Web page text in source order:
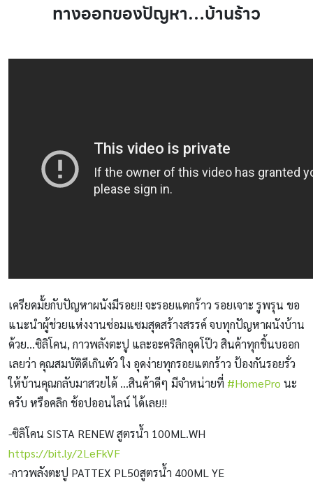
ทางออกของปัญหา…บ้านร้าว
เครียดมั้ยกับปัญหาผนังมีรอย!! จะรอยแตกร้าว รอยเจาะ รูพรุน ขอ
แนะนำผู้ช่วยแห่งงานซ่อมแซมสุดสร้างสรรค์ จบทุกปัญหาผนังบ้าน
ด้วย…ซิลิโคน, กาวพลังตะปู และอะคริลิกอุดโป๊ว สินค้าทุกชิ้นบออก
เลยว่า คุณสมบัติดีเกินตัว ใง อุดง่ายทุกรอยแตกร้าว ป้องกันรอยรั่ว
ให้บ้านคุณกลับมาสวยได้ …สินค้าดีๆ มีจำหน่ายที่ #HomePro นะ
ครับ หรือคลิก ช้อปออนไลน์ ได้เลย!!
-ซิลิโคน SISTA RENEW สูตรน้ำ 100ML.WH
https://bit.ly/2LeFkVF
-กาวพลังตะปู PATTEX PL50สูตรน้ำ 400ML YE